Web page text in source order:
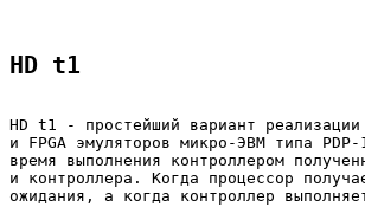
HD t1
HD t1 - простейший вариант
и FPGA эмуляторов микро-ЭВМ типа
время выполнения контроллером
и контроллера. Когда процессор
ожидания, а когда контроллер